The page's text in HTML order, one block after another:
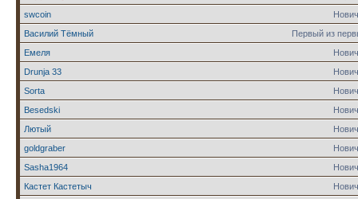
swcoin
Первый из
Василий Тёмный
Емеля
Drunja 33
Sorta
Besedski
Лютый
goldgraber
Sasha1964
Кастет Кастетыч